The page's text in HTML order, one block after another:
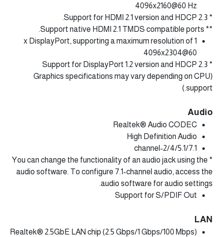
4096x2160@60 Hz
* Support for HDMI 2.1 version and HDCP 2.3.
** Support native HDMI 2.1 TMDS compatible ports.
1 x DisplayPort, supporting a maximum resolution of
4096x2304@60
* Support for DisplayPort 1.2 version and HDCP 2.3
(Graphics specifications may vary depending on CPU
support.)
Audio
Realtek® Audio CODEC
High Definition Audio
2/4/5.1/7.1-channel
* You can change the functionality of an audio jack using the
audio software. To configure 7.1-channel audio, access the
audio software for audio settings.
Support for S/PDIF Out
LAN
Realtek® 2.5GbE LAN chip (2.5 Gbps/1 Gbps/100 Mbps)